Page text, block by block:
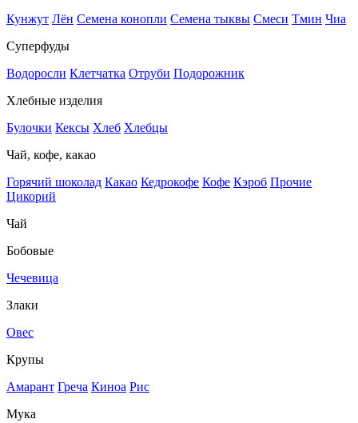
Кунжут Лён Семена конопли Семена тыквы Смеси Тмин Чиа
Суперфуды
Водоросли Клетчатка Отруби Подорожник
Хлебные изделия
Булочки Кексы Хлеб Хлебцы
Чай, кофе, какао
Горячий шоколад Какао Кедрокофе Кофе Кэроб Прочие
Цикорий
Чай
Бобовые
Чечевица
Злаки
Овес
Крупы
Амарант Греча Киноа Рис
Мука